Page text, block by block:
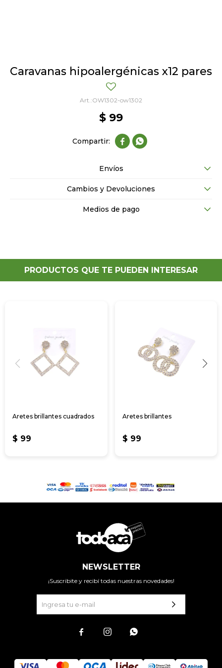
Caravanas hipoalergénicas x12 pares
OW1302-ow1302
$ 99
 
Envíos
Cambios y Devoluciones
Medios de pago
PRODUCTOS QUE TE PUEDEN INTERESAR
Aretes brillantes cuadrados
$ 99
Aretes brillantes
$ 99
NEWSLETTER
¡Suscribite y recibí todas nuestras novedades!
  